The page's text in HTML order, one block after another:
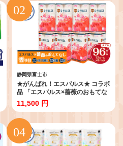
静岡県富士市
★がんばれ！エスパルス★ コラボ
品 「エスパルス×薔薇のおもてな
し」 トイレットペーパー ダブル
96ロール (12R×8パック) 超吸水
ふんわり 柄付き 薔薇の香り 消臭
再生紙 日用品 消耗品 生活用品 富
士市 [sf023-018]
11,500 円